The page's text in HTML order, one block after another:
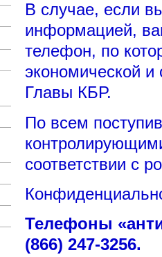
В случае, если
информацией,
телефон, по
экономической
Главы КБР.
По всем
соответствии с
Телефоны
(866) 247-3256.